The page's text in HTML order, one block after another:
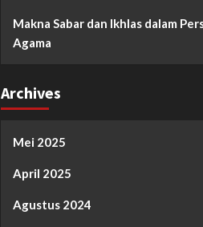
Makna Sabar dan Ikhlas dalam
Agama
Archives
Mei 2025
April 2025
Agustus 2024